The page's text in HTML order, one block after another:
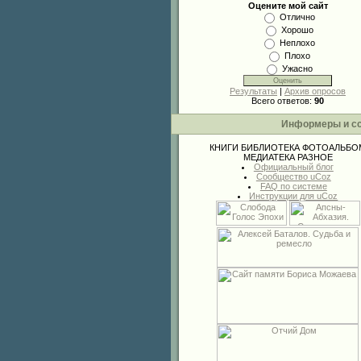
Оцените мой сайт
Отлично
Хорошо
Неплохо
Плохо
Ужасно
Результаты | Архив опросов
Всего ответов: 90
Информеры и
КНИГИ БИБЛИОТЕКА
МЕДИАТЕКА РАЗНОЕ
Официальный блог
Сообщество uCoz
FAQ по системе
Инструкции для uCoz